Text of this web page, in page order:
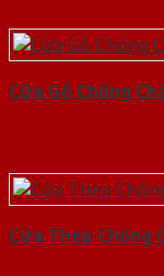
Cửa Gỗ Chống
Cửa Thép Chống